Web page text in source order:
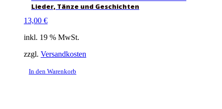
Lieder, Tänze und Geschichten
13,00 €
inkl. 19 % MwSt.
zzgl. Versandkosten
In den Warenkorb